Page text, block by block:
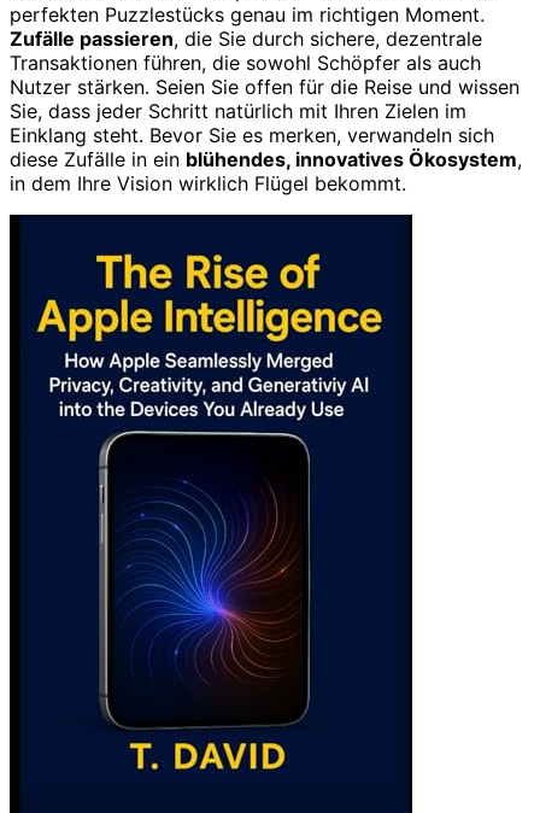
perfekten Puzzlestücks genau im richtigen Moment.
Zufälle passieren, die Sie durch sichere, dezentrale
Transaktionen führen, die sowohl Schöpfer als auch
Nutzer stärken. Seien Sie offen für die Reise und wissen
Sie, dass jeder Schritt natürlich mit Ihren Zielen im
Einklang steht. Bevor Sie es merken, verwandeln sich
diese Zufälle in ein blühendes, innovatives Ökosystem,
in dem Ihre Vision wirklich Flügel bekommt.